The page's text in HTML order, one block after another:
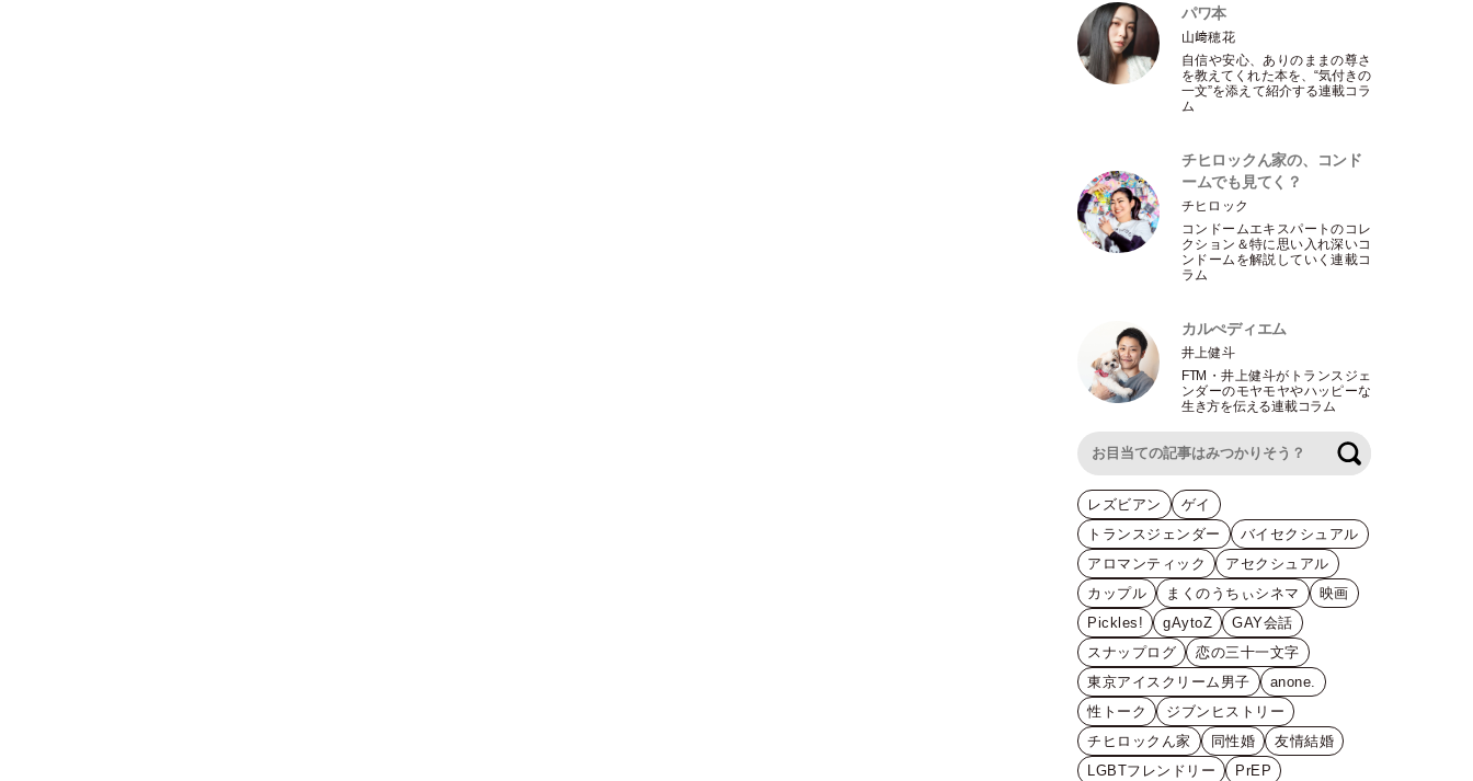
パワ本
山﨑穂花
自信や安心、ありのままの尊さ
を教えてくれた本を、“気付きの
一文”を添えて紹介する連載コラ
ム
チヒロックん家の、コンド
ームでも見てく？
チヒロック
コンドームエキスパートのコレ
クション＆特に思い入れ深いコ
ンドームを解説していく連載コ
ラム
カルぺディエム
井上健斗
FTM ・井上健斗がトランスジェ
ンダーのモヤモヤやハッピーな
生き方を伝える連載コラム
レズビアン
ゲイ
トランスジェンダー
バイセクシュアル
アロマンティック
アセクシュアル
カップル
まくのうちぃシネマ
映画
Pickles!
gAytoZ
GAY会話
スナップログ
恋の三十一文字
東京アイスクリーム男子
anone.
性トーク
ジブンヒストリー
チヒロックん家
同性婚
友情結婚
LGBTフレンドリー
PrEP